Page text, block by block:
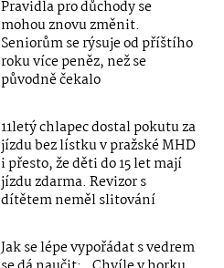
Pravidla pro důchody se
mohou znovu změnit.
Seniorům se rýsuje od příštího
roku více peněz, než se
původně čekalo
11letý chlapec dostal pokutu za
jízdu bez lístku v pražské MHD
i přesto, že děti do 15 let mají
jízdu zdarma. Revizor s
dítětem neměl slitování
Jak se lépe vypořádat s vedrem